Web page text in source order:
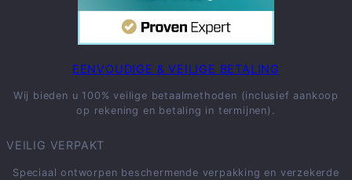
EENVOUDIGE & VEILIGE BETALING
Wij bieden u 100% veilige betaalmethoden (inclusief aankoop
op rekening en betaling in termijnen).
VEILIG VERPAKT
Speciaal ontworpen beschermende verpakking en verzekerde